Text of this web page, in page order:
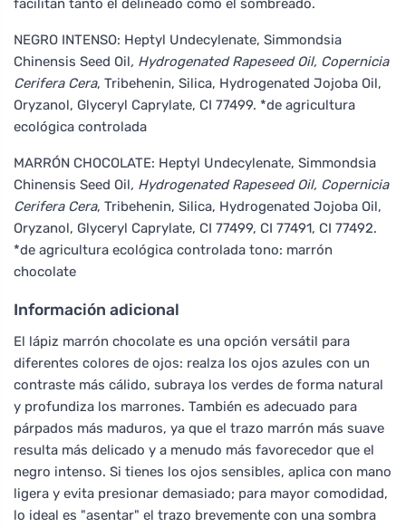
NEGRO INTENSO: Heptyl Undecylenate, Simmondsia
Chinensis Seed Oil, Hydrogenated Rapeseed Oil, Copernicia
Cerifera Cera, Tribehenin, Silica, Hydrogenated Jojoba Oil,
Oryzanol, Glyceryl Caprylate, CI 77499. *de agricultura
ecológica controlada
MARRÓN CHOCOLATE: Heptyl Undecylenate, Simmondsia
Chinensis Seed Oil, Hydrogenated Rapeseed Oil, Copernicia
Cerifera Cera, Tribehenin, Silica, Hydrogenated Jojoba Oil,
Oryzanol, Glyceryl Caprylate, CI 77499, CI 77491, CI 77492.
*de agricultura ecológica controlada tono: marrón
chocolate
Información adicional
El lápiz marrón chocolate es una opción versátil para
diferentes colores de ojos: realza los ojos azules con un
contraste más cálido, subraya los verdes de forma natural
y profundiza los marrones. También es adecuado para
párpados más maduros, ya que el trazo marrón más suave
resulta más delicado y a menudo más favorecedor que el
negro intenso. Si tienes los ojos sensibles, aplica con mano
ligera y evita presionar demasiado; para mayor comodidad,
lo ideal es "asentar" el trazo brevemente con una sombra